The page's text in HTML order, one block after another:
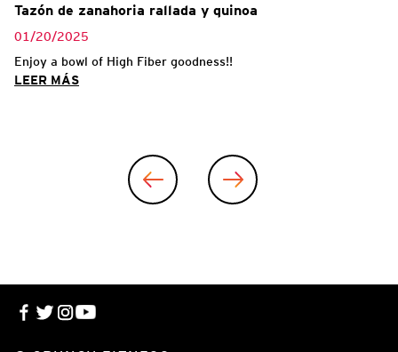
Tazón de zanahoria rallada y quinoa
01/20/2025
Enjoy a bowl of High Fiber goodness!!
LEER MÁS